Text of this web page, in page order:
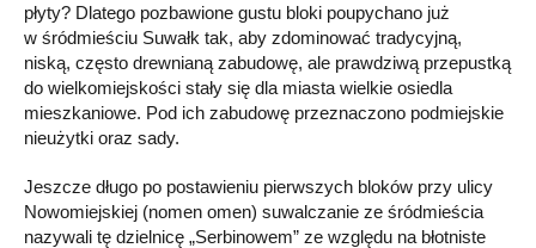
płyty? Dlatego pozbawione gustu bloki poupychano już
w śródmieściu Suwałk tak, aby zdominować tradycyjną,
niską, często drewnianą zabudowę, ale prawdziwą przepustką
do wielkomiejskości stały się dla miasta wielkie osiedla
mieszkaniowe. Pod ich zabudowę przeznaczono podmiejskie
nieużytki oraz sady.
Jeszcze długo po postawieniu pierwszych bloków przy ulicy
Nowomiejskiej (nomen omen) suwalczanie ze śródmieścia
nazywali tę dzielnicę „Serbinowem” ze względu na błotniste